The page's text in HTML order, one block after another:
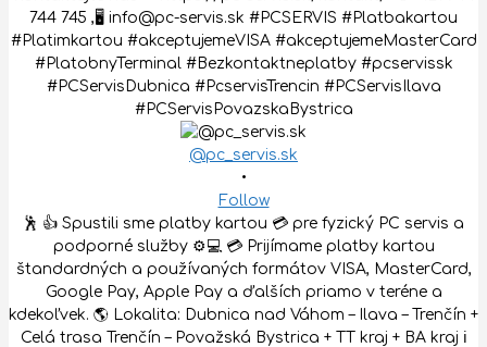
@pc_servis.sk
•
Follow
🕺 👍 Spustili sme platby kartou 💳 pre fyzický PC servis a
podporné služby ⚙️💻 💳 Prijímame platby kartou
štandardných a používaných formátov VISA, MasterCard,
Google Pay, Apple Pay a ďalších priamo v teréne a
kdekoľvek. 🌎 Lokalita: Dubnica nad Váhom – Ilava – Trenčín +
Celá trasa Trenčín – Považská Bystrica + TT kraj + BA kraj ℹ